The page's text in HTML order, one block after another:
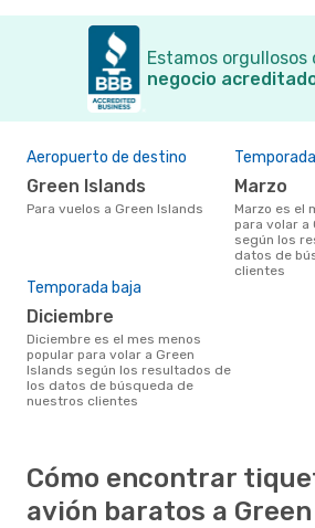
Estamos orgullosos
negocio
Aeropuerto de destino
Green Islands
Para vuelos a Green Islands
marzo
marzo es el mes más popular
para volar a
según los
datos de
clientes
Temporada baja
diciembre
diciembre es el mes menos
popular para volar a Green
Islands según los resultados de
los datos de búsqueda de
nuestros clientes
Cómo encontrar
avión baratos a